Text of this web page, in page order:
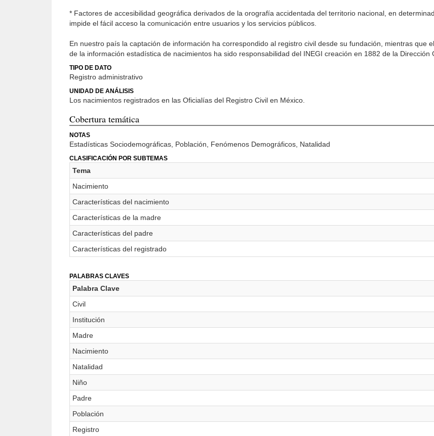
* Factores de accesibilidad geográfica derivados de la orografía accidentada del territorio nacional, en
impide el fácil acceso la comunicación entre usuarios y los servicios públicos.
En nuestro país la captación de información ha correspondido al registro civil desde su fundación, mientras que
de la información estadística de nacimientos ha sido responsabilidad del INEGI creación en 1882 de la Dirección
TIPO DE DATO
Registro administrativo
UNIDAD DE ANÁLISIS
Los nacimientos registrados en las Oficialías del Registro Civil en México.
Cobertura temática
NOTAS
Estadísticas Sociodemográficas, Población, Fenómenos Demográficos, Natalidad
CLASIFICACIÓN POR SUBTEMAS
Tema
Nacimiento
Características del nacimiento
Características de la madre
Características del padre
Características del registrado
PALABRAS CLAVES
Palabra Clave
Civil
Institución
Madre
Nacimiento
Natalidad
Niño
Padre
Población
Registro